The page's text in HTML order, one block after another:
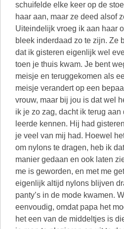
schuifelde elke keer op de
haar aan, maar ze deed alsof
Uiteindelijk vroeg ik aan haar
bleek inderdaad zo te zijn. Ze
dat ik gisteren eigenlijk wel
toen je thuis kwam. Je bent
meisje en teruggekomen als
meisje verandert op een
vrouw, maar bij jou is dat wel
ik je zo zag, dacht ik terug aan
leerde kennen. Hij had
je veel van mij had. Hoewel
om nylons te dragen, heb ik
manier gedaan en ook laten
me is geworden, en met me
eigenlijk altijd nylons blijven
panty’s in de mode kwamen.
eenvoudig, omdat papa het
het een van de middeltjes is